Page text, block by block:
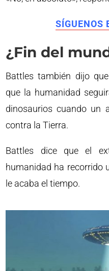
SÍGUENOS
¿Fin del
Battles también dijo
que la humanidad
dinosaurios cuando un
contra la Tierra.
Battles dice que el
humanidad ha recorrido
le acaba el tiempo.